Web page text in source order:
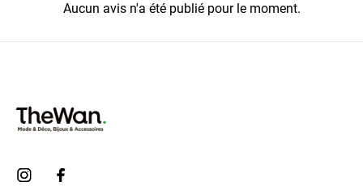
Aucun avis n'a été publié pour le moment.